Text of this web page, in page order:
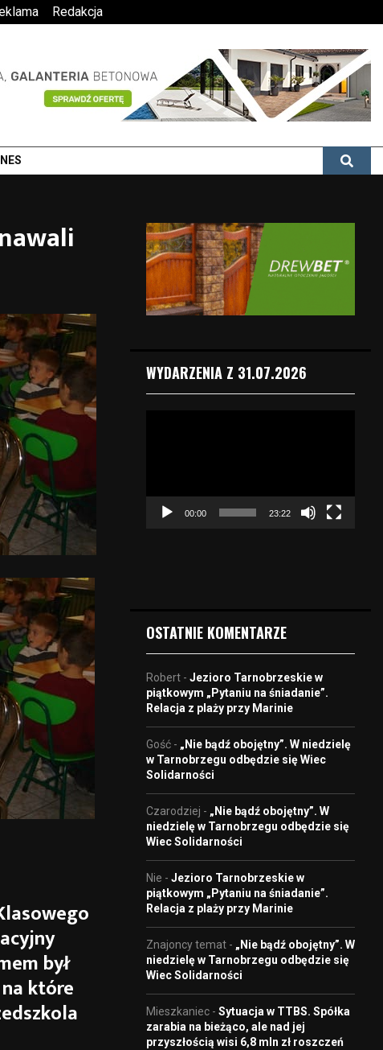
Redakcja
był
które
WYDARZENIA Z 31.07.2026
e
o
00:00 23:22
OSTATNIE KOMENTARZE
Robert - Jezioro Tarnobrzeskie w
piątkowym „Pytaniu na śniadanie”.
Relacja z plaży przy Marinie
Gość - „Nie bądź obojętny”. W niedzielę
w Tarnobrzegu odbędzie się Wiec
Solidarności
Czarodziej - „Nie bądź obojętny”. W
niedzielę w Tarnobrzegu odbędzie się
Wiec Solidarności
Nie - Jezioro Tarnobrzeskie w
piątkowym „Pytaniu na śniadanie”.
Relacja z plaży przy Marinie
Znajoncy temat - „Nie bądź obojętny”. W
niedzielę w Tarnobrzegu odbędzie się
Wiec Solidarności
Mieszkaniec - Sytuacja w TTBS. Spółka
zarabia na bieżąco, ale nad jej
przyszłością wisi 6,8 mln zł roszczeń